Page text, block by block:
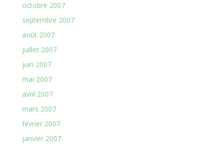
octobre 2007
septembre 2007
août 2007
juillet 2007
juin 2007
mai 2007
avril 2007
mars 2007
février 2007
janvier 2007